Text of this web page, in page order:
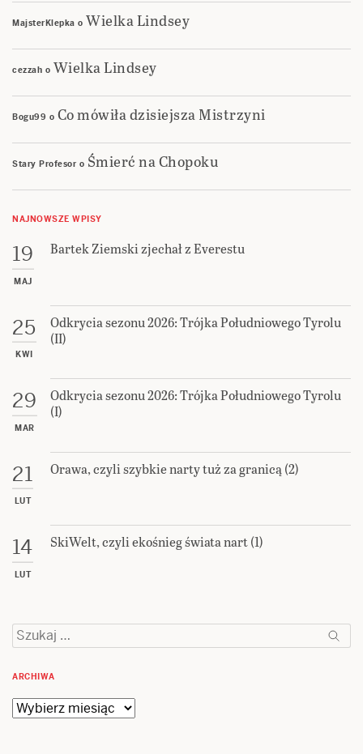
MajsterKlepka o Wielka Lindsey
cezzah o Wielka Lindsey
Bogu99 o Co mówiła dzisiejsza Mistrzyni
Stary Profesor o Śmierć na Chopoku
NAJNOWSZE WPISY
19
MAJ
Bartek Ziemski zjechał z Everestu
25
KWI
Odkrycia sezonu 2026: Trójka Południowego Tyrolu
(II)
29
MAR
Odkrycia sezonu 2026: Trójka Południowego Tyrolu
(I)
21
LUT
Orawa, czyli szybkie narty tuż za granicą (2)
14
LUT
SkiWelt, czyli ekośnieg świata nart (1)
Szukaj:
ARCHIWA
Archiwa